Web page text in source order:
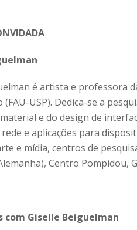
é artista e professora
(FAU-USP). Dedica-se a
e do design de
e aplicações para
e mídia, centros de
Centro Pompidou,
com Giselle Beiguelman